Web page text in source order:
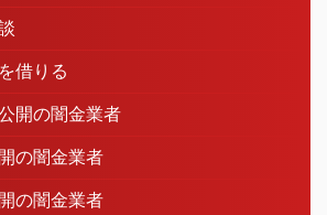
借りる
開の闇金業者
の闇金業者
の闇金業者